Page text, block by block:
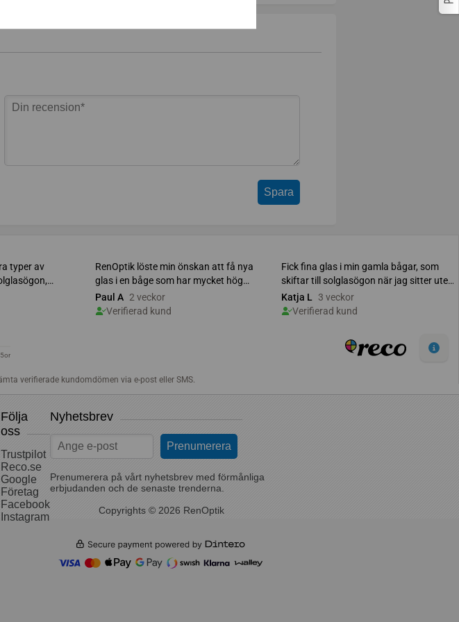
Följa
oss
Trustpilot
Reco.se
Google
Företag
Facebook
Instagram
Nyhetsbrev
Prenumerera på vårt nyhetsbrev med förmånliga
erbjudanden och de senaste trenderna.
Copyrights © 2026 RenOptik